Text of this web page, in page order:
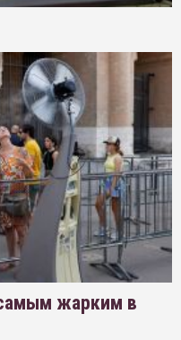
жарким в